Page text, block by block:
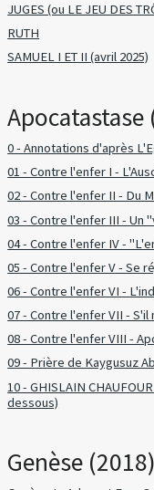
JUGES (ou LE JEU DES
RUTH
SAMUEL I ET II (avril 2025)
0 - Annotations d'après
01 - Contre l'enfer I -
02 - Contre l'enfer II - Du
03 - Contre l'enfer III - Un
04 - Contre l'enfer IV -
05 - Contre l'enfer V - Se
06 - Contre l'enfer VI -
07 - Contre l'enfer VII -
08 - Contre l'enfer VIII -
09 - Prière de Kaygusuz
10 - GHISLAIN
dessous)
Genèse (2018)